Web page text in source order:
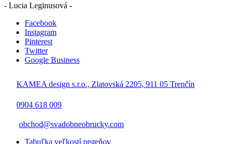
- Lucia Leginusová -
Facebook
Instagram
Pinterest
Twitter
Google Business
KAMEA design s.r.o., Zlatovská 2205, 911 05 Trenčín
0904 618 009
obchod@svadobneobrucky.com
Tabuľka veľkostí prsteňov